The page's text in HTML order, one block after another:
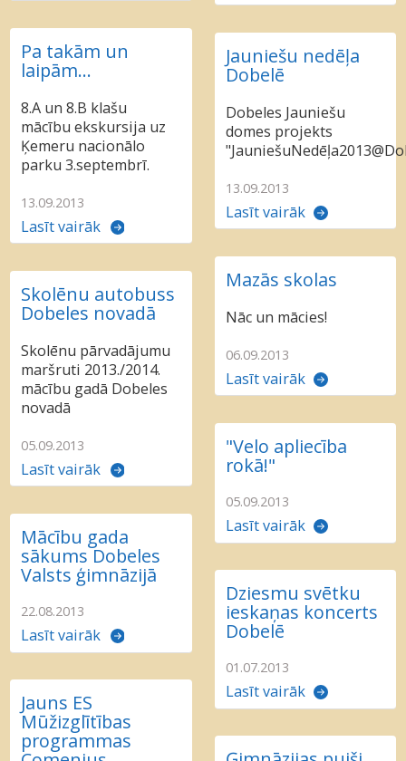
Pa takām un
laipām...
8.A un 8.B klašu
mācību ekskursija uz
Ķemeru nacionālo
parku 3.septembrī.
13.09.2013
Lasīt vairāk
Jauniešu nedēļa
Dobelē
Dobeles Jauniešu
domes projekts
13.09.2013
Lasīt vairāk
Mazās skolas
Nāc un mācies!
06.09.2013
Lasīt vairāk
Skolēnu autobuss
Dobeles novadā
Skolēnu pārvadājumu
maršruti 2013./2014.
mācību gadā Dobeles
novadā
05.09.2013
Lasīt vairāk
"Velo apliecība
rokā!"
05.09.2013
Lasīt vairāk
Mācību gada
sākums Dobeles
Valsts ģimnāzijā
22.08.2013
Lasīt vairāk
Dziesmu svētku
ieskaņas koncerts
Dobelē
01.07.2013
Lasīt vairāk
Jauns ES
Mūžizglītības
programmas